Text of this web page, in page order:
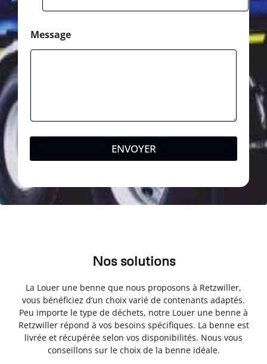
Message
ENVOYER
Nos solutions
La Louer une benne que nous proposons à Retzwiller,
vous bénéficiez d’un choix varié de contenants adaptés.
Peu importe le type de déchets, notre Louer une benne à
Retzwiller répond à vos besoins spécifiques. La benne est
livrée et récupérée selon vos disponibilités. Nous vous
conseillons sur le choix de la benne idéale.